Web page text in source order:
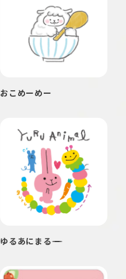
おこめーめー
ゆるあにまる